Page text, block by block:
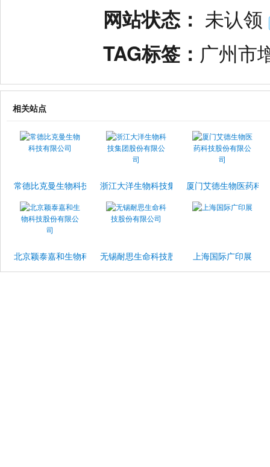
网站状态： 未认领
TAG标签： 广州市
相关站点
常德比克曼生物科技有限公司浙江大洋生物科技集团股份有限公司
厦门艾德生物医药科
北京颖泰嘉和生物科技股份有限公司无锡耐思生命科技股份有限公司上海国际广印展